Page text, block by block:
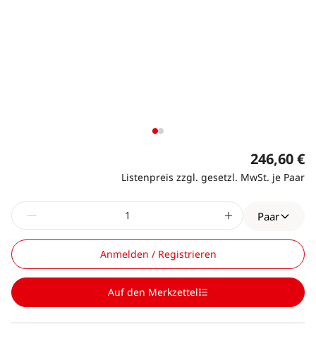
246,60 €
Listenpreis zzgl. gesetzl. MwSt. je Paar
Paar
Anmelden / Registrieren
Auf den Merkzettel